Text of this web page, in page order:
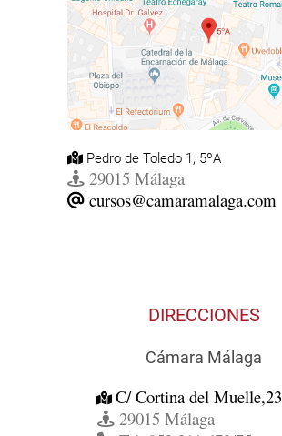
Pedro de Toledo 1, 5ºA
29015 Málaga
cursos@camaramalaga.com
DIRECCIONES
Cámara Málaga
C/ Cortina del Muelle,23
29015 Málaga